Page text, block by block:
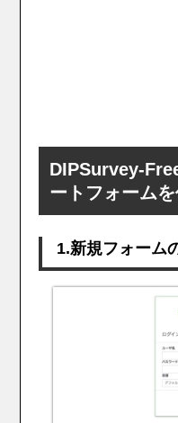
DIPSurvey-
ートフォーム
1.新規フォーム